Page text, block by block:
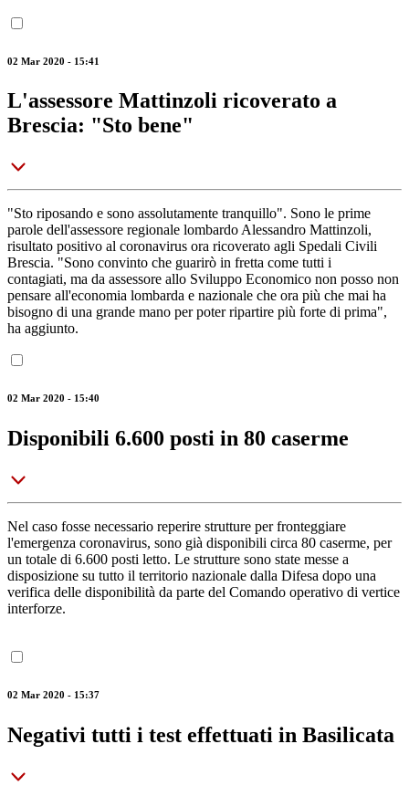
02 Mar 2020 - 15:41
L'assessore Mattinzoli ricoverato a
Brescia: "Sto bene"
"Sto riposando e sono assolutamente tranquillo". Sono le prime
parole dell'assessore regionale lombardo Alessandro Mattinzoli,
risultato positivo al coronavirus ora ricoverato agli Spedali Civili
Brescia. "Sono convinto che guarirò in fretta come tutti i
contagiati, ma da assessore allo Sviluppo Economico non posso non
pensare all'economia lombarda e nazionale che ora più che mai ha
bisogno di una grande mano per poter ripartire più forte di prima",
ha aggiunto.
02 Mar 2020 - 15:40
Disponibili 6.600 posti in 80 caserme
Nel caso fosse necessario reperire strutture per fronteggiare
l'emergenza coronavirus, sono già disponibili circa 80 caserme, per
un totale di 6.600 posti letto. Le strutture sono state messe a
disposizione su tutto il territorio nazionale dalla Difesa dopo una
verifica delle disponibilità da parte del Comando operativo di vertice
interforze.
02 Mar 2020 - 15:37
Negativi tutti i test effettuati in Basilicata